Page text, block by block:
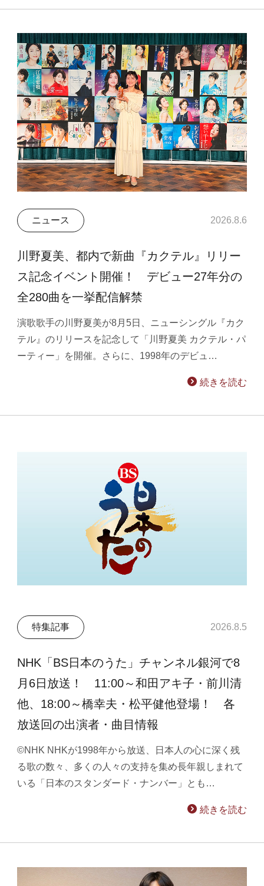
ニュース 2026.8.6
川野夏美、都内で新曲『カクテル』リリー
ス記念イベント開催！ デビュー27年分の
全280曲を一挙配信解禁
演歌歌手の川野夏美が8月5日、ニューシングル『カク
テル』のリリースを記念して「川野夏美 カクテル・パ
ーティー」を開催。さらに、1998年のデビュ…
続きを読む
特集記事 2026.8.5
NHK「BS日本のうた」チャンネル銀河で8
月6日放送！ 11:00～和田アキ子・前川清
他、18:00～橋幸夫・松平健他登場！ 各
放送回の出演者・曲目情報
©NHK NHKが1998年から放送、日本人の心に深く残
る歌の数々、多くの人々の支持を集め長年親しまれて
いる「日本のスタンダード・ナンバー」とも…
続きを読む